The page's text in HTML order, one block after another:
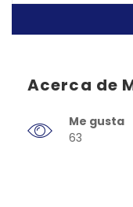
Acerca de
Me gusta
63